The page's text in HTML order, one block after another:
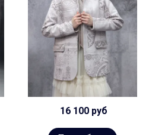
16 100 руб